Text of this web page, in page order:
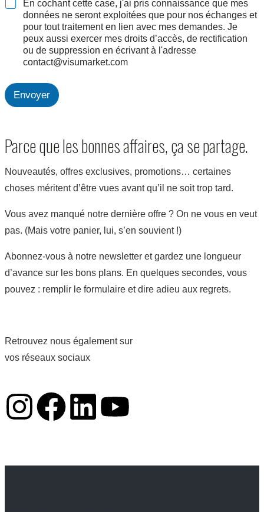
n
Q
u
e
En cochant cette case, j'ai pris connaissance que mes
données ne seront exploitées que pour nos échanges et
pour tout traitement en lien avec mes demandes. Je
peux aussi exercer mes droits d’accès, de rectification
ou de suppression en écrivant à l'adresse
contact@visumarket.com
Envoyer
Parce que les bonnes affaires, ça se partage.
Nouveautés, offres exclusives, promotions… certaines
choses méritent d’être vues avant qu’il ne soit trop tard.
Vous avez manqué notre dernière offre ? On ne vous en veut
pas. (Mais votre panier, lui, s’en souvient !)
Abonnez-vous à notre newsletter et gardez une longueur
d’avance sur les bons plans. En quelques secondes, vous
pouvez : remplir le formulaire et dire adieu aux regrets.
Retrouvez nous également sur
vos réseaux sociaux